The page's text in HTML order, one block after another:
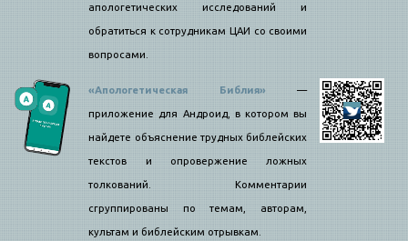
апологетических исследований и
обратиться к сотрудникам ЦАИ со своими
вопросами.
«Апологетическая Библия»—
приложение для Андроид, в котором вы
найдете объяснение трудных библейских
текстов и опровержение ложных
толкований. Комментарии
сгруппированы по темам, авторам,
культам и библейским отрывкам.